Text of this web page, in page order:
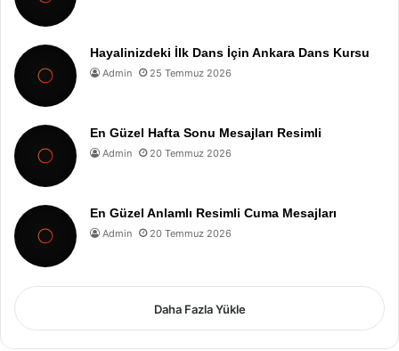
Hayalinizdeki İlk Dans İçin Ankara Dans Kursu
Admin 25 Temmuz 2026
En Güzel Hafta Sonu Mesajları Resimli
Admin 20 Temmuz 2026
En Güzel Anlamlı Resimli Cuma Mesajları
Admin 20 Temmuz 2026
Daha Fazla Yükle